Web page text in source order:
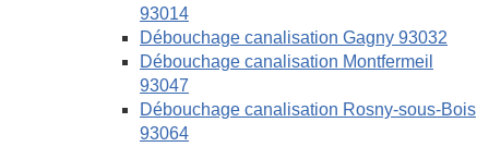
93014
Débouchage canalisation Gagny 93032
Débouchage canalisation Montfermeil
93047
Débouchage canalisation Rosny-sous-Bois
93064